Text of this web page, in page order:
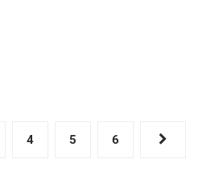
4 5 6